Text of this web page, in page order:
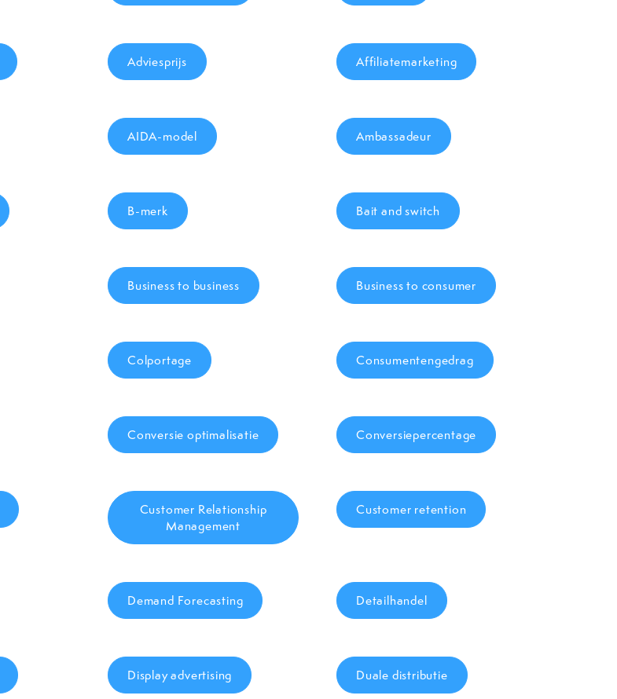
Adviesprijs Affiliatemarketing
AIDA-model Ambassadeur
B-merk Bait and switch
Business to business Business to consumer
Colportage Consumentengedrag
Conversie optimalisatie Conversiepercentage
Customer Relationship
Management
Customer retention
Demand Forecasting Detailhandel
Display advertising Duale distributie